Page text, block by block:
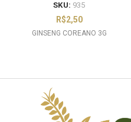
SKU: 935
R$2,50
GINSENG COREANO 3G